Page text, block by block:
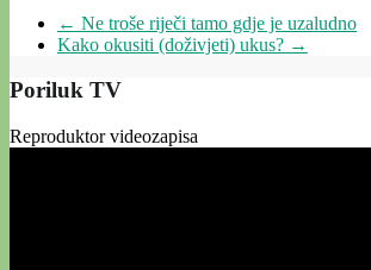
← Ne troše riječi tamo gdje je uzaludno
Kako okusiti (doživjeti) ukus? →
Poriluk TV
Reproduktor videozapisa